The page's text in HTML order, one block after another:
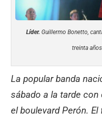
Líder. Guillermo Bonetto,
treinta
La popular banda
sábado a la tarde con
el boulevard Perón.